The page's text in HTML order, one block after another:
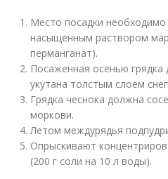
Место посадки
насыщенным раствором
перманганат).
Посаженная осенью
укутана толстым слоем
Грядка чеснока должна
моркови.
Летом междурядья
Опрыскивают
(200 г соли на 10 л воды).